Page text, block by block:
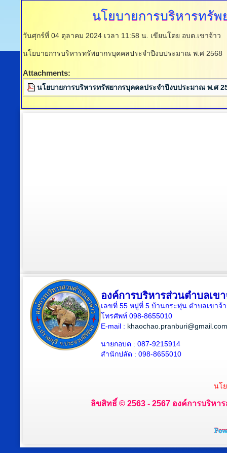
นโยบายการบริหารทรั
วันศุกร์ที่ 04 ตุลาคม 2024 เวลา 11:58 น. เขียนโดย อบต.เขาจ้าว
นโยบายการบริหารทรัพยากรบุคคลประจำปีงบประมาณ พ.ศ 2568
Attachments:
นโยบายการบริหารทรัพยากรบุคคลประจำปีงบประมาณ พ.ศ
องค์การบริหารส่วนตำบลเข
เลขที่ 55 หมู่ที่ 5 บ้านกระทุ่น ตำบลเขาจ้
โทรศัพท์ 098-8655010
E-mail : khaochao.pranburi@gmail.com
นายกอบต : 087-9215914
สำนักปลัด : 098-8655010
นโ
ลิขสิทธิ์ © 2563 - 2567 องค์การบริหา